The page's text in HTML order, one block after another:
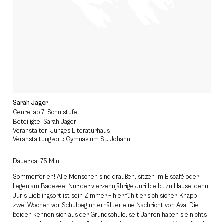
Sarah Jäger
Genre: ab 7. Schulstufe
Beteiligte: Sarah Jäger
Veranstalter: Junges Literaturhaus
Veranstaltungsort: Gymnasium St. Johann
Dauer ca. 75 Min.
Sommerferien! Alle Menschen sind draußen, sitzen im Eiscafé oder
liegen am Badesee. Nur der vierzehnjährige Juri bleibt zu Hause, denn
Juris Lieblingsort ist sein Zimmer – hier fühlt er sich sicher. Knapp
zwei Wochen vor Schulbeginn erhält er eine Nachricht von Ava. Die
beiden kennen sich aus der Grundschule, seit Jahren haben sie nichts